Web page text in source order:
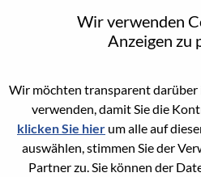
Wir verwenden
Anzeigen zu
Wir möchten transparent darüber
verwenden, damit Sie die
klicken Sie hier um alle auf
auswählen, stimmen Sie der
Partner zu. Sie können der
a link to reset your
e-mail